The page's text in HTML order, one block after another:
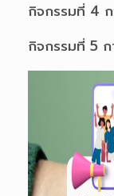
กิจกรรมที่ 4 ก
กิจกรรมที่ 5 ก